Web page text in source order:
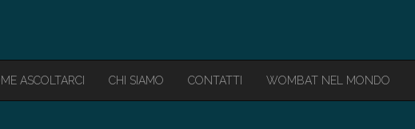
ASCOLTARCI CHI SIAMO CONTATTI WOMBAT NEL MONDO